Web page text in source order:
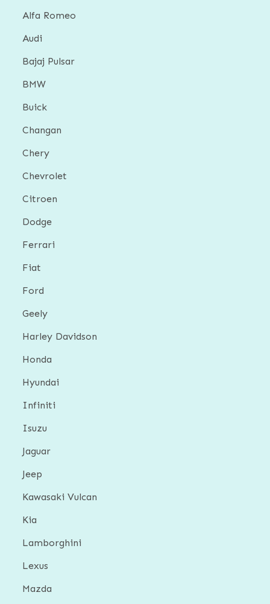
Alfa Romeo
Audi
Bajaj Pulsar
BMW
Buick
Changan
Chery
Chevrolet
Citroen
Dodge
Ferrari
Fiat
Ford
Geely
Harley Davidson
Honda
Hyundai
Infiniti
Isuzu
Jaguar
Jeep
Kawasaki Vulcan
Kia
Lamborghini
Lexus
Mazda